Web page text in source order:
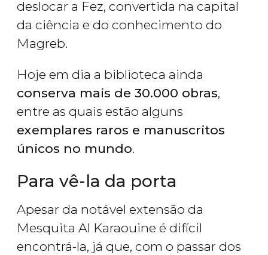
deslocar a Fez, convertida na capital
da ciência e do conhecimento do
Magreb.
Hoje em dia a biblioteca ainda
conserva mais de 30.000 obras,
entre as quais estão alguns
exemplares raros e manuscritos
únicos no mundo.
Para vê-la da porta
Apesar da notável extensão da
Mesquita Al Karaouine é difícil
encontrá-la, já que, com o passar dos